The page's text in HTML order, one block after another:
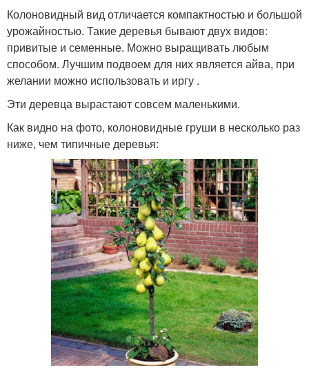
Колоновидный вид отличается компактностью и большой
урожайностью. Такие деревья бывают двух видов:
привитые и семенные. Можно выращивать любым
способом. Лучшим подвоем для них является айва, при
желании можно использовать и иргу .
Эти деревца вырастают совсем маленькими.
Как видно на фото, колоновидные груши в несколько раз
ниже, чем типичные деревья: